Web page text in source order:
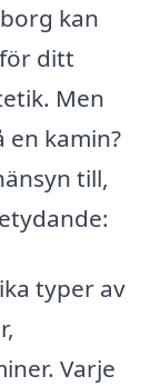
kan
ditt
Men
en kamin?
till,
typer av
Varje